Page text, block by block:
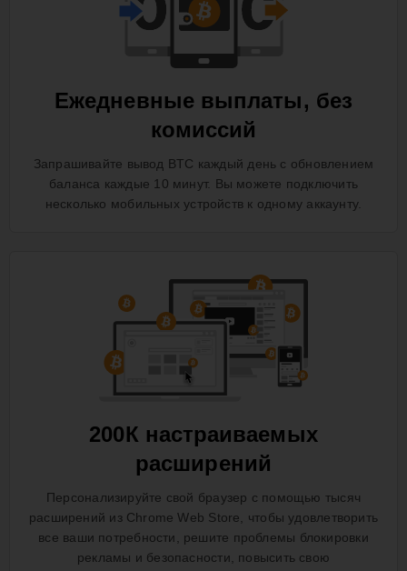
Ежедневные выплаты, без
комиссий
Запрашивайте вывод BTC каждый день с обновлением
баланса каждые 10 минут. Вы можете подключить
несколько мобильных устройств к одному аккаунту.
200К настраиваемых
расширений
Персонализируйте свой браузер с помощью тысяч
расширений из Chrome Web Store, чтобы удовлетворить
все ваши потребности, решите проблемы блокировки
рекламы и безопасности, повысить свою